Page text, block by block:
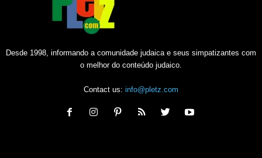
Desde 1998, informando a comunidade judaica e seus simpatizantes com
o melhor do conteúdo judaico.
Contact us: info@pletz.com